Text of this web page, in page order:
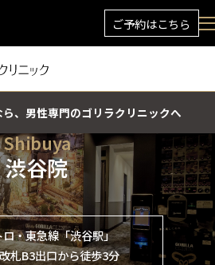
ご予約はこちら
、男性専門のゴリラクリニックへ
Shibuya
渋谷院
・東急線「渋谷駅」
札B3出口から徒歩3分